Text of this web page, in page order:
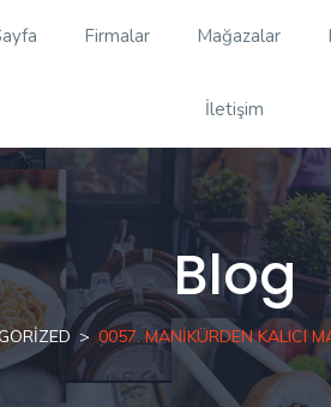
Firmalar Mağazalar
İletişim
Blog
0057. MANIKÜRDEN KALICI